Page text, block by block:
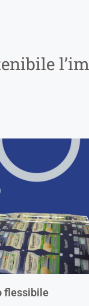
flessibile